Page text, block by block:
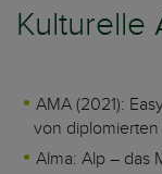
Kulturelle
AMA (2021):
von
Alma: Alp – das